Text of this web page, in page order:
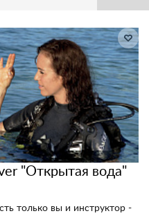
"Открытая вода"
только вы и инструктор -